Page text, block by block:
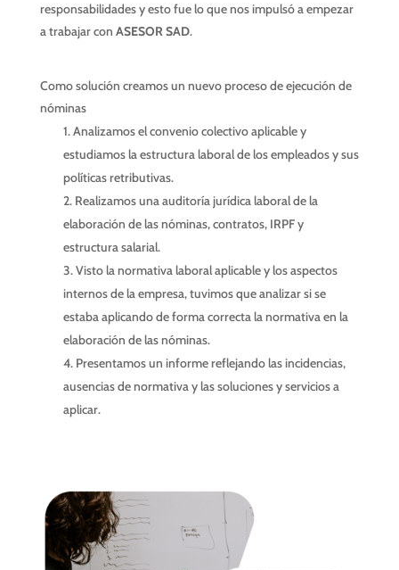
responsabilidades y esto fue lo que nos impulsó a empezar
a trabajar con ASESOR SAD.
Como solución creamos un nuevo proceso de ejecución de
nóminas
Analizamos el convenio colectivo aplicable y
estudiamos la estructura laboral de los empleados y sus
políticas retributivas.
Realizamos una auditoría jurídica laboral de la
elaboración de las nóminas, contratos, IRPF y
estructura salarial.
Visto la normativa laboral aplicable y los aspectos
internos de la empresa, tuvimos que analizar si se
estaba aplicando de forma correcta la normativa en la
elaboración de las nóminas.
Presentamos un informe reflejando las incidencias,
ausencias de normativa y las soluciones y servicios a
aplicar.